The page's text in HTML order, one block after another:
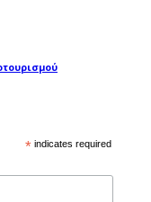
* indicates required